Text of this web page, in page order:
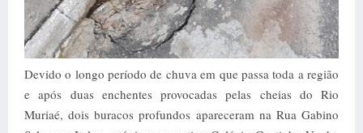
Devido o longo período de chuva em que passa toda a região
e após duas enchentes provocadas pelas cheias do Rio
Muriaé, dois buracos profundos apareceram na Rua Gabino